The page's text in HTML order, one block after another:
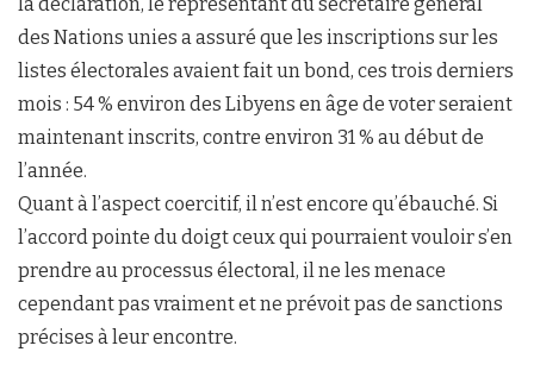
des Nations unies a assuré que les inscriptions sur les
listes électorales avaient fait un bond, ces trois derniers
mois : 54 % environ des Libyens en âge de voter seraient
maintenant inscrits, contre environ 31 % au début de
l’année.
Quant à l’aspect coercitif, il n’est encore qu’ébauché. Si
l’accord pointe du doigt ceux qui pourraient vouloir s’en
prendre au processus électoral, il ne les menace
cependant pas vraiment et ne prévoit pas de sanctions
précises à leur encontre.